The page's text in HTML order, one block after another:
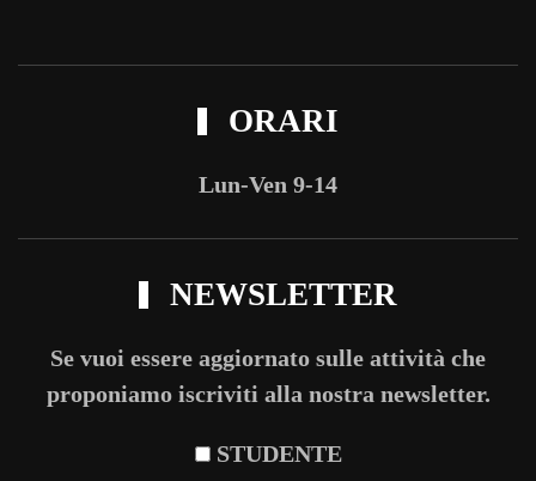
ORARI
Lun-Ven 9-14
NEWSLETTER
Se vuoi essere aggiornato sulle attività che
proponiamo iscriviti alla nostra newsletter.
STUDENTE